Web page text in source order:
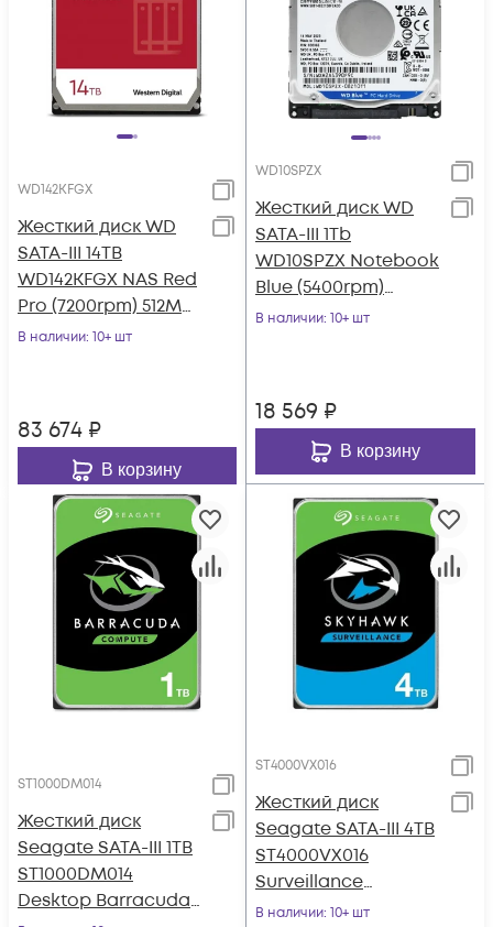
WD142KFGX
Жесткий диск WD
SATA-III 14TB
WD142KFGX NAS Red
Pro (7200rpm) 512Mb
3.5"
В наличии: 10+ шт
83 674 ₽
В корзину
WD10SPZX
Жесткий диск WD
SATA-III 1Tb
WD10SPZX Notebook
Blue (5400rpm)
128Mb 2.5"
В наличии: 10+ шт
18 569 ₽
В корзину
ST1000DM014
Жесткий диск
Seagate SATA-III 1TB
ST1000DM014
Desktop Barracuda
ST4000VX016
Жесткий диск
Seagate SATA-III 4TB
ST4000VX016
Surveillance
Skyhawk (5400rpm)
В наличии: 10+ шт